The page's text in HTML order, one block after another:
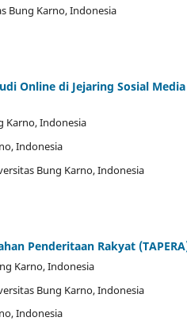
Bung Karno, Indonesia
Online di Jejaring Sosial
Karno, Indonesia
Indonesia
Bung Karno, Indonesia
Penderitaan Rakyat
Karno, Indonesia
Bung Karno, Indonesia
Indonesia